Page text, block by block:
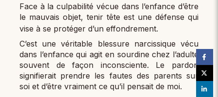
Face à la culpabilité vécue dans l’enfance d’être
le mauvais objet, tenir tête est une défense qui
vise à se protéger d’un effondrement.
C’est une véritable blessure narcissique vécu
dans l’enfance qui agit en sourdine chez l’adulte
souvent de façon inconsciente. Le pardon
signifierait prendre les fautes des parents sur
soi et d’être vraiment ce qu’il pensait de moi.